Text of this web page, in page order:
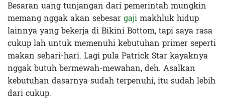
Besaran uang tunjangan dari pemerintah mungkin
memang nggak akan sebesargajimakhluk hidup
lainnya yang bekerja di Bikini Bottom, tapi saya rasa
cukup lah untuk memenuhi kebutuhan primer seperti
makan sehari-hari. Lagi pula Patrick Star kayaknya
nggak butuh bermewah-mewahan, deh. Asalkan
kebutuhan dasarnya sudah terpenuhi, itu sudah lebih
dari cukup.